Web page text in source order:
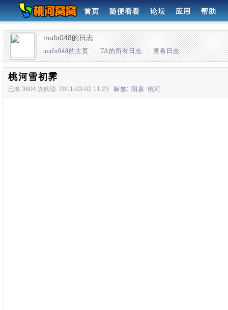
首页 随便看看 论坛 应用 帮助
mufo048的日志
mufo048的主页 » TA的所有日志 » 查看日志
桃河雪初霁
已有 3604 次阅读 2011-03-02 11:23 标签: 阳泉 桃河